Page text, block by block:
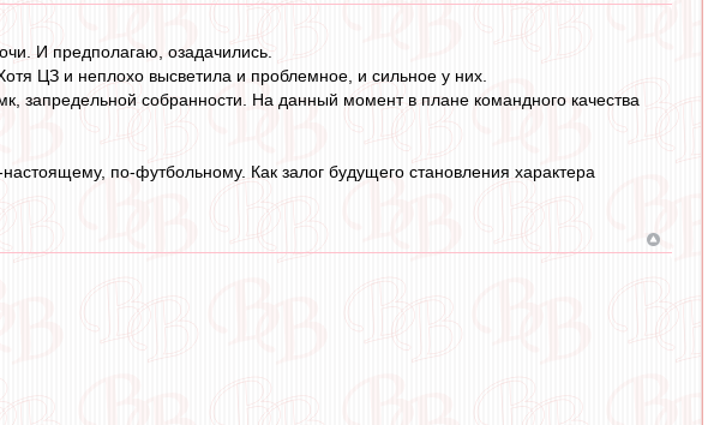
И предполагаю, озадачились.
ЦЗ и неплохо высветила и проблемное, и сильное у них.
запредельной собранности. На данный момент в плане командного качества
по-футбольному. Как залог будущего становления характера